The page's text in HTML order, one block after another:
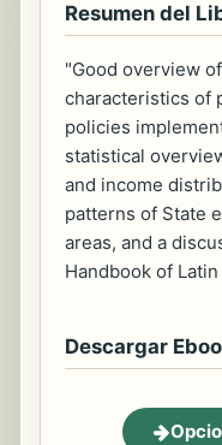
Resumen del
"Good overview
characteristics of
policies
statistical
and income
patterns of State
areas, and a
Handbook of
Descargar